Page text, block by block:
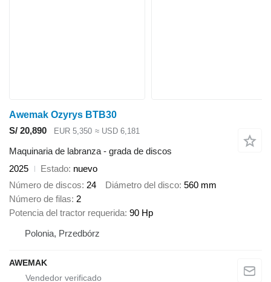
Awemak Ozyrys BTB30
S/ 20,890
EUR 5,350 ≈ USD 6,181
Maquinaria de labranza - grada de discos
2025
Estado nuevo
Número de discos 24 Diámetro del disco 560 mm
Número de filas 2
Potencia del tractor requerida 90 Hp
Polonia, Przedbórz
AWEMAK